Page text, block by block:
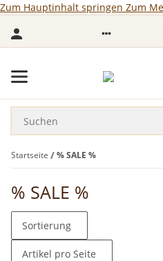
Zum Hauptinhalt springen Zum
Startseite % SALE %
% SALE %
Sortierung
Artikel pro Seite